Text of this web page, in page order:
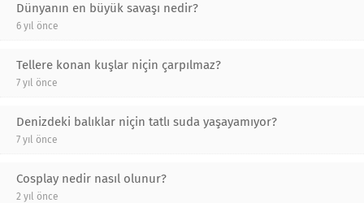
Dünyanın en büyük savaşı nedir?
6 yıl önce
Tellere konan kuşlar niçin çarpılmaz?
7 yıl önce
Denizdeki balıklar niçin tatlı suda yaşayamıyor?
7 yıl önce
Cosplay nedir nasıl olunur?
2 yıl önce